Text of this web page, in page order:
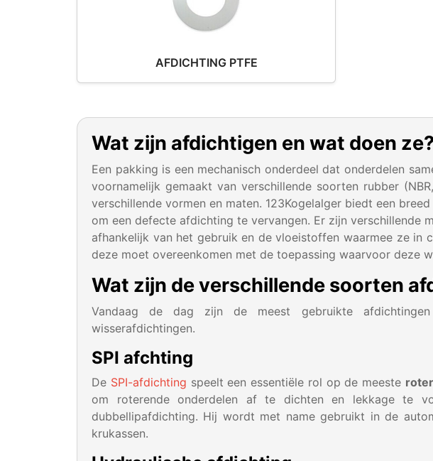
AFDICHTING PTFE
Wat zijn afdichtigen en wat doen ze?
Een pakking is een mechanisch onderdeel dat onderdelen
voornamelijk gemaakt van verschillende soorten rubber
verschillende vormen en maten. 123Kogelalger biedt een
om een defecte afdichting te vervangen. Er zijn verschillende
afhankelijk van het gebruik en de vloeistoffen waarmee ze
deze moet overeenkomen met de toepassing waarvoor deze
Wat zijn de verschillende soorten
Vandaag de dag zijn de meest gebruikte afdichtingen
wisserafdichtingen.
SPI afchting
De SPI-afdichting speelt een essentiële rol op de meeste
om roterende onderdelen af te dichten en lekkage te
dubbellipafdichting. Hij wordt met name gebruikt in de
krukassen.